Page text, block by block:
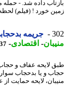
داده شد. - حمله
خورد ! (فیلم) لحظه
جریمه بدحجابی
-اقتصادی-37 ماه پیش - سه شنبه 10 مرداد 1402، 05:32
لایحه عفاف و حجاب،
لایحه حمایت از